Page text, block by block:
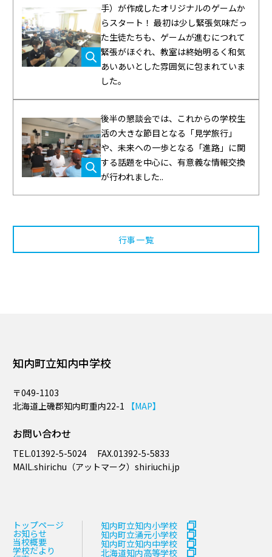
手）が作成したオリジナルのゲームか
らスタート！ 最初は少し緊張気味だっ
た生徒たちも、ゲームが進むにつれて
緊張がほぐれ、教室は終始明るく和気
あいあいとした雰囲気に包まれていま
した。
後半の懇談会では、これからの学校生
活の大きな節目となる「見学旅行」
や、未来への一歩となる「進路」に関
する話題を中心に、有意義な情報交換
が行われました..
行事一覧
知内町立知内中学校
〒049-1103
北海道上磯郡知内町重内22-1
【MAP】
お問い合わせ
TEL.01392-5-5024 FAX.01392-5-5833
MAIL.​shirichu（アットマーク）shiriuchi.jp
トップページ
お知らせ
当校概要
学校だより
知内町立知内小学校
知内町立涌元小学校
知内町立知内中学校
北海道知内高等学校